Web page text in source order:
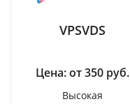
VPSVDS
Цена: от 350 руб.
Высокая